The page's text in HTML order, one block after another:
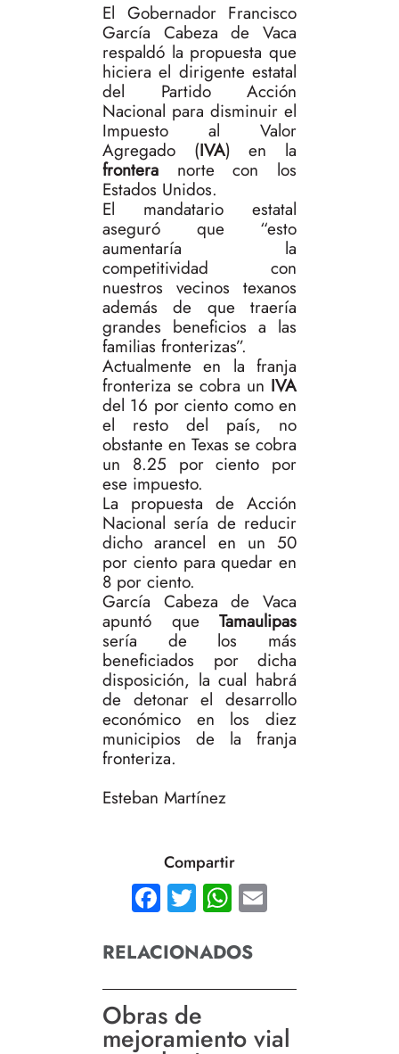
El Gobernador Francisco
García Cabeza de Vaca
respaldó la propuesta que
hiciera el dirigente estatal
del Partido Acción
Nacional para disminuir el
Impuesto al Valor
Agregado (IVA) en la
frontera norte con los
Estados Unidos.
El mandatario estatal
aseguró que “esto
aumentaría la
competitividad con
nuestros vecinos texanos
además de que traería
grandes beneficios a las
familias fronterizas”.
Actualmente en la franja
fronteriza se cobra un IVA
del 16 por ciento como en
el resto del país, no
obstante en Texas se cobra
un 8.25 por ciento por
ese impuesto.
La propuesta de Acción
Nacional sería de reducir
dicho arancel en un 50
por ciento para quedar en
8 por ciento.
García Cabeza de Vaca
apuntó que Tamaulipas
sería de los más
beneficiados por dicha
disposición, la cual habrá
de detonar el desarrollo
económico en los diez
municipios de la franja
fronteriza.
Esteban Martínez
Compartir
Facebook
TwitterWhatsApp
RELACIONADOS
Obras de
mejoramiento vial